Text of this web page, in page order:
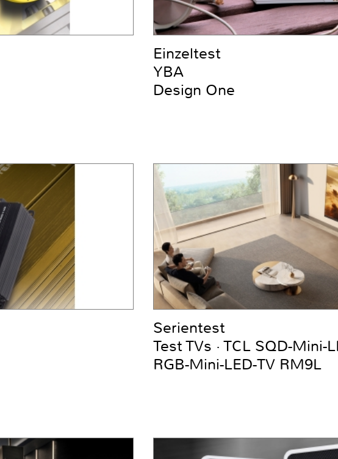
Einzeltest
YBA
Design One
Serientest
Test TVs · TCL SQD-Mini-
RGB-Mini-LED-TV RM9L